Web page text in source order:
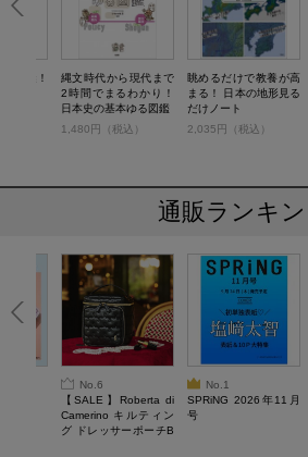
の謎！
縄文時代から現代まで
2時間でまるわかり！
日本史の基本ゆる図鑑
1,480円（税込）
眺めるだけで教養が高
まる！ 日本の地形見る
だけノート
2,035円（税込）
通販ランキ
No.6
【SALE】Roberta di
Camerino キルティン
グ ドレッサーポーチB
No.1
SPRiNG 2026年11月
号